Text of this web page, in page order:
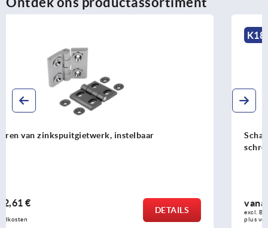
Scharnieren van rvs 1.4301 gepolijst of gestraald,
vanaf
DETAILS